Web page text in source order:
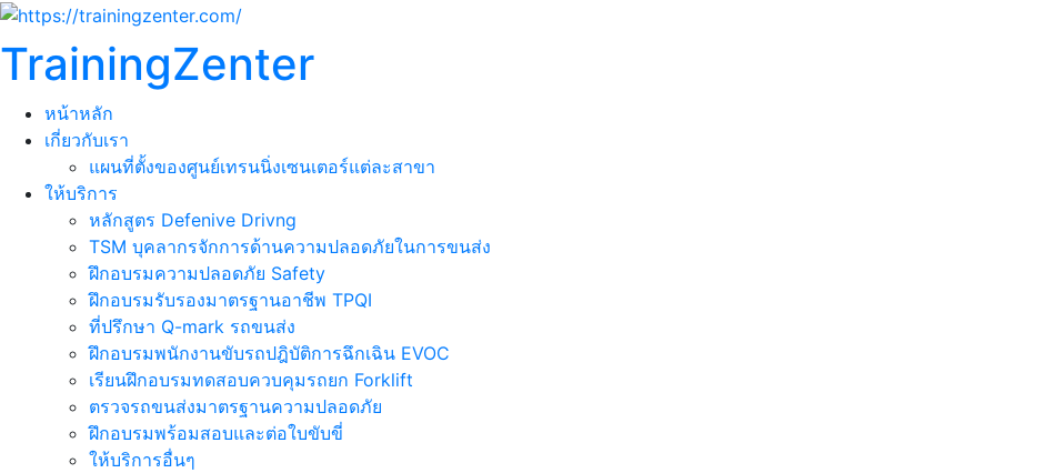
TrainingZenter
หน้าหลัก
เกี่ยวกับเรา
แผนที่ตั้งของศูนย์เทรนนิ่งเซนเตอร์แต่ละสาขา
ให้บริการ
หลักสูตร Defenive Drivng
TSM บุคลากรจักการด้านความปลอดภัยในการขนส่ง
ฝึกอบรมความปลอดภัย Safety
ฝึกอบรมรับรองมาตรฐานอาชีพ TPQI
ที่ปรึกษา Q-mark รถขนส่ง
ฝึกอบรมพนักงานขับรถปฎิบัติการฉึกเฉิน EVOC
เรียนฝึกอบรมทดสอบควบคุมรถยก Forklift
ตรวจรถขนส่งมาตรฐานความปลอดภัย
ฝึกอบรมพร้อมสอบและต่อใบขับขี่
ให้บริการอื่นๆ